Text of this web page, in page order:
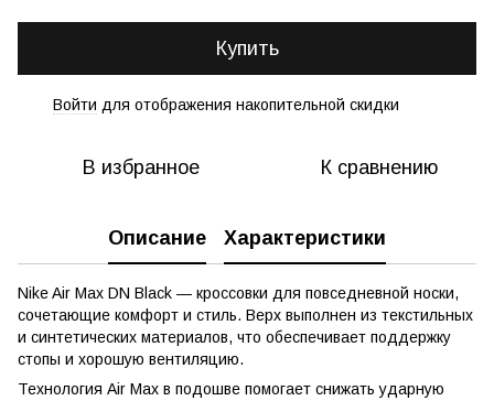
Купить
Войти для отображения накопительной скидки
В избранное К сравнению
Описание Характеристики
Nike Air Max DN Black — кроссовки для повседневной носки,
сочетающие комфорт и стиль. Верх выполнен из текстильных
и синтетических материалов, что обеспечивает поддержку
стопы и хорошую вентиляцию.
Технология Air Max в подошве помогает снижать ударную